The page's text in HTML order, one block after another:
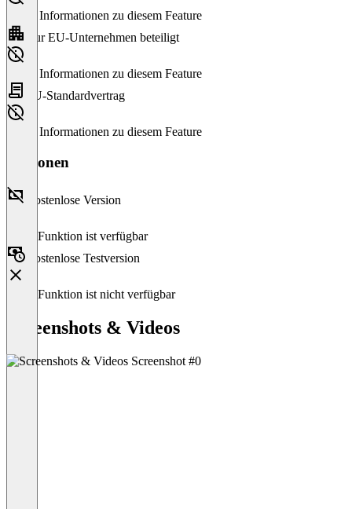
Keine Informationen zu diesem Feature
Nur EU-Unternehmen beteiligt
Keine Informationen zu diesem Feature
EU-Standardvertrag
Keine Informationen zu diesem Feature
Versionen
Kostenlose Version
Diese Funktion ist verfügbar
Kostenlose Testversion
Diese Funktion ist nicht verfügbar
Screenshots & Videos